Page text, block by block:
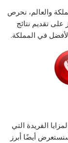
والعالم، نحرص
تقديم نتائج
في المملكة.
الفريدة التي
أيضًا أبرز